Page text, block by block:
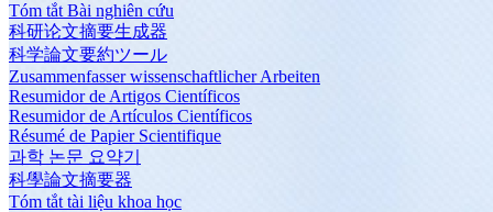
Tóm tắt Bài nghiên cứu
科研论文摘要生成器
科学論文要約ツール
Zusammenfasser wissenschaftlicher Arbeiten
Resumidor de Artigos Científicos
Resumidor de Artículos Científicos
Résumé de Papier Scientifique
과학 논문 요약기
科學論文摘要器
Tóm tắt tài liệu khoa học